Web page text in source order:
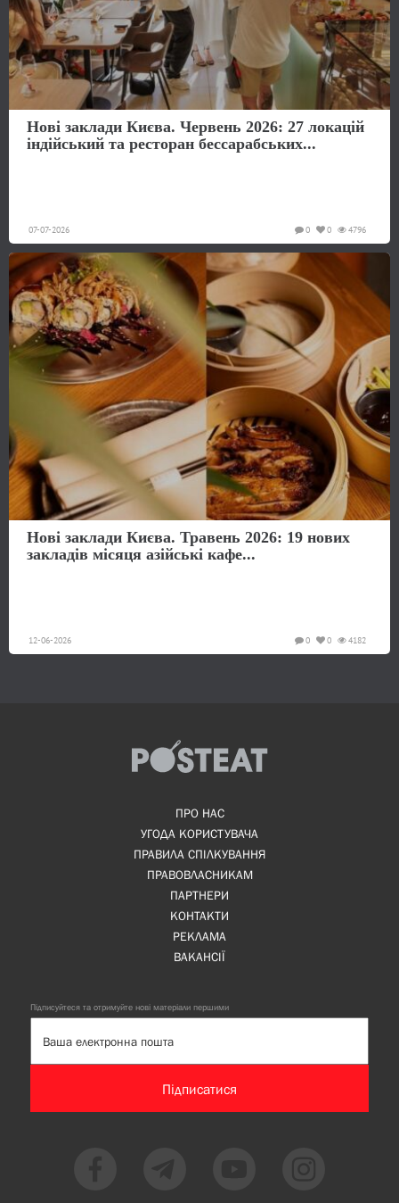
Нові заклади Києва. Червень 2026: 27 локацій
індійський та ресторан бессарабських...
07-07-2026 4796
0
0
Нові заклади Києва. Травень 2026: 19 нових
закладів місяця азійські кафе...
12-06-2026 4182
0
0
ПРО НАС
УГОДА КОРИСТУВАЧА
ПРАВИЛА СПІЛКУВАННЯ
ПРАВОВЛАСНИКАМ
ПАРТНЕРИ
КОНТАКТИ
РЕКЛАМА
ВАКАНСІЇ
Підписуйтеся та отримуйте нові матеріали першими
Підписатися